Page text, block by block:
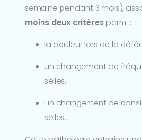
semaine pendant 3 mois),
moins deux critèresparmi :
la douleur lors de la
un changement de
selles,
un changement de
selles.